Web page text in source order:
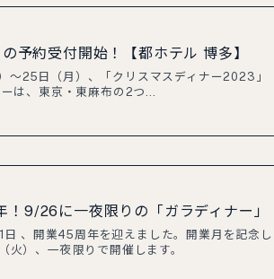
予約受付開始！【都ホテル 博多】
25日（月）、「クリスマスディナー2023」
は、東京・東麻布の2つ…
！9/26に一夜限りの「ガラディナー」
、開業45周年を迎えました。開業月を記念し
）、一夜限りで開催します。